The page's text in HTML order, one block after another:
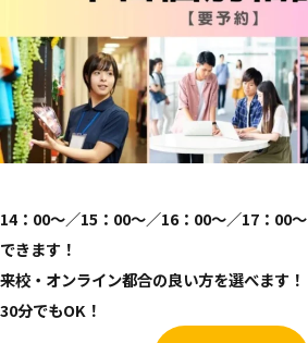
14：00～／15：00～／16：00～／17：00～
できます！
来校・オンライン都合の良い方を選べます！
30分でもOK！